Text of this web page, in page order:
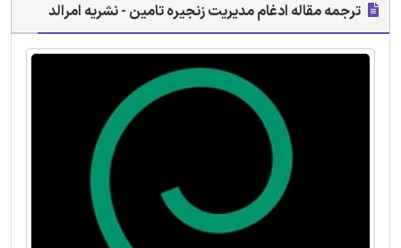
ترجمه مقاله ادغام مدیریت زنجیره تامین - نشریه امرالد